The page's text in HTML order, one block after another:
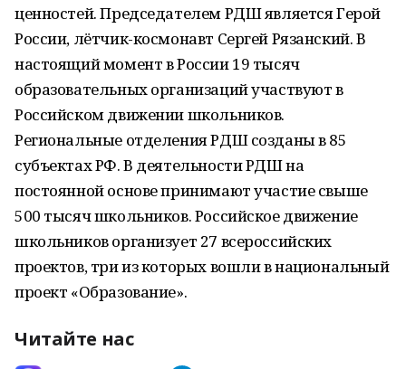
ценностей. Председателем РДШ является Герой
России, лётчик-космонавт Сергей Рязанский. В
настоящий момент в России 19 тысяч
образовательных организаций участвуют в
Российском движении школьников.
Региональные отделения РДШ созданы в 85
субъектах РФ. В деятельности РДШ на
постоянной основе принимают участие свыше
500 тысяч школьников. Российское движение
школьников организует 27 всероссийских
проектов, три из которых вошли в национальный
проект «Образование».
Читайте нас